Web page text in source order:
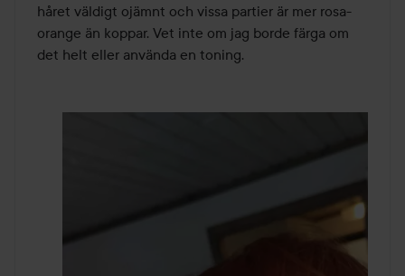
håret väldigt ojämnt och vissa partier är mer rosa-
orange än koppar. Vet inte om jag borde färga om
det helt eller använda en toning.